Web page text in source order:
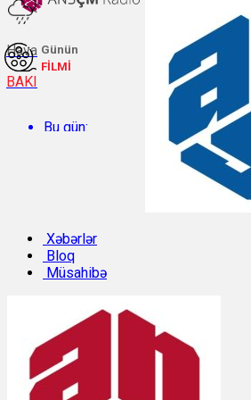
Hava
BAKI
Bu gün:
Temperatur: 27.5°C. Rütubət: 59%.
Sabah:
Günün
FİLMİ
Xəbərlər
Bloq
Müsahibə